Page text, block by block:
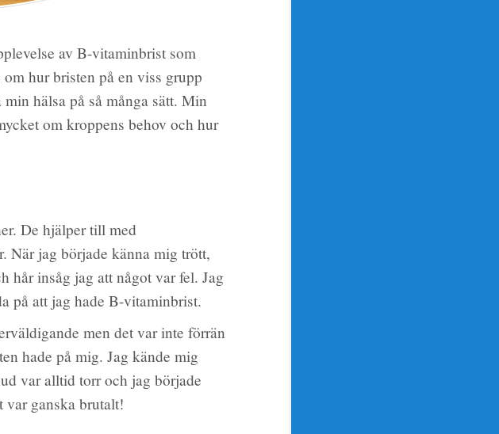
av B-vitaminbrist som
hur bristen på en viss grupp
hälsa på så många sätt. Min
om kroppens behov och hur
De hjälper till med
När jag började känna mig trött,
hår insåg jag att något var fel. Jag
på att jag hade B-vitaminbrist.
men det var inte förrän
hade på mig. Jag kände mig
var alltid torr och jag började
var ganska brutalt!